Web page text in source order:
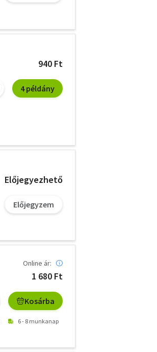
940 Ft
4 példány
Előjegyezhető
Előjegyzem
Online ár:
1 680 Ft
Kosárba
6 - 8 munkanap